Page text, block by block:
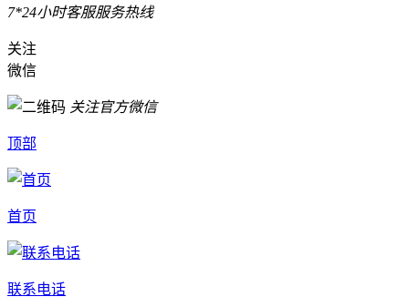
7*24小时客服服务热线
关注
微信
关注官方微信
顶部
首页
联系电话